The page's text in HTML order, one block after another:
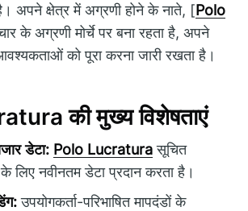
अपने क्षेत्र में अग्रणी होने के नाते, [Polo
के अग्रणी मोर्चे पर बना रहता है, अपने
को पूरा करना जारी रखता है।
की मुख्य विशेषताएं
डेटा: Polo Lucraturaसूचित
के लिए नवीनतम डेटा प्रदान करता है।
उपयोगकर्ता-परिभाषित मापदंडों के